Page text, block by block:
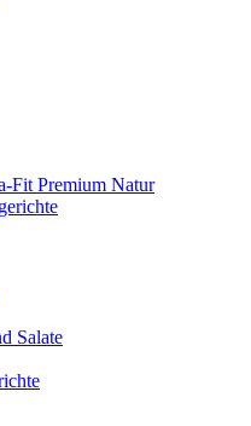
Fit Premium Natur
Salate